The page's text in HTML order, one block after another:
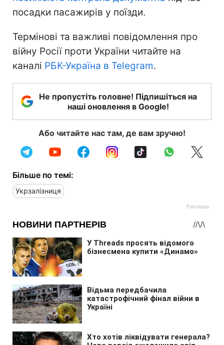
посадки пасажирів у поїзди.
Термінові та важливі повідомлення про
війну Росії проти України читайте на
каналі РБК-Україна в Telegram.
Не пропустіть головне! Підпишіться на
наші оновлення в Google!
Або читайте нас там, де вам зручно!
Більше по темі:
Укрзалізниця